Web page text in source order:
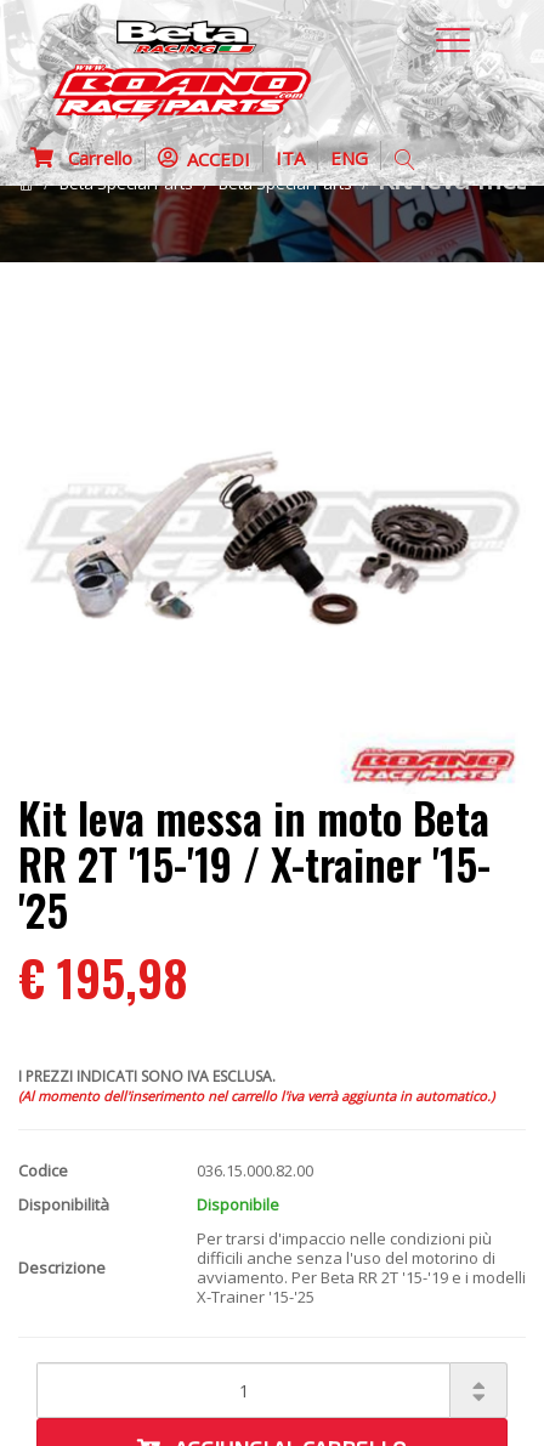
Carrello ACCEDI ITA ENG
Beta Special Parts Beta Special Parts Kit leva
Kit leva messa in moto Beta
RR 2T '15-'19 / X-trainer '15-
'25
€ 195,98
I PREZZI INDICATI SONO IVA ESCLUSA.
(Al momento dell'inserimento nel carrello l'iva verrà aggiunta in automatico.)
Codice
036.15.000.82.00
Disponibilità
Disponibile
Descrizione
Per trarsi d'impaccio nelle condizioni più
difficili anche senza l'uso del motorino di
avviamento. Per Beta RR 2T '15-'19 e i modelli
X-Trainer '15-'25